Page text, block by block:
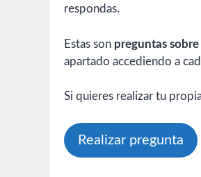
respondas.
Estas son preguntas
apartado accediendo a
Si quieres realizar tu
Realizar pregunta